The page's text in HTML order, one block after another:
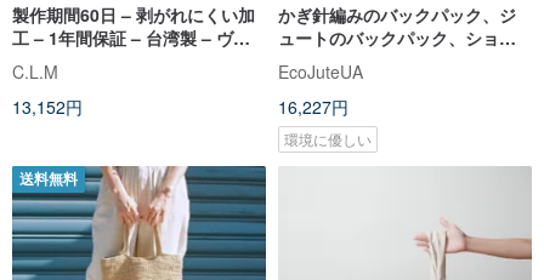
製作期間60日 – 剥がれにくい加
工 – 1年間保証 – 台湾製 – ヴィ
ーガンレザー – 綿麻バケットバ
ッグ
C.L.M
13,152円
かぎ針編みのバックパック、ジ
ュートのバックパック、ショッ
ピングバッグ。かぎ針編みのト
ートバッグ バケットバッグ
EcoJuteUA
16,227円
環境に優しい
送料無料